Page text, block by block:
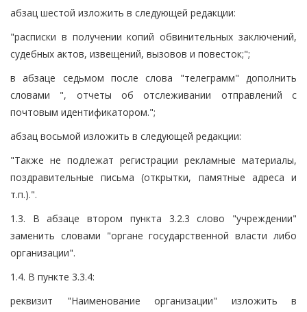
абзац шестой изложить в следующей редакции:
"расписки в получении копий обвинительных заключений,
судебных актов, извещений, вызовов и повесток;";
в абзаце седьмом после слова "телеграмм" дополнить
словами ", отчеты об отслеживании отправлений с
почтовым идентификатором.";
абзац восьмой изложить в следующей редакции:
"Также не подлежат регистрации рекламные материалы,
поздравительные письма (открытки, памятные адреса и
т.п.).".
1.3. В абзаце втором пункта 3.2.3 слово "учреждении"
заменить словами "органе государственной власти либо
организации".
1.4. В пункте 3.3.4:
реквизит "Наименование организации" изложить в